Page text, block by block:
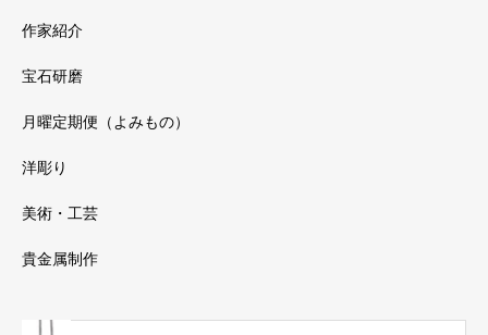
作家紹介
宝石研磨
月曜定期便（よみもの）
洋彫り
美術・工芸
貴金属制作